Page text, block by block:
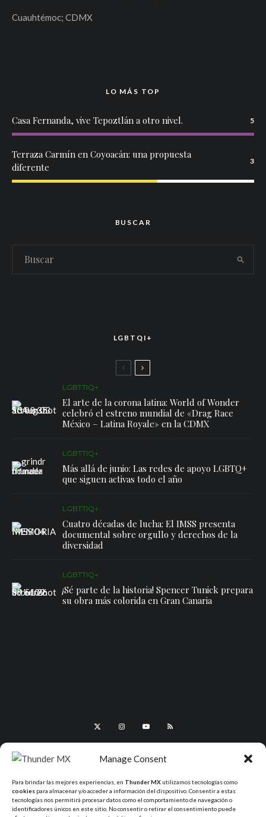
Manage Consent
Para brindar las mejores experiencias, en Thunder MX utilizamos tecnologías como
cookies para almacenar y/o acceder a información del dispositivo. Consentir a estas
tecnologías nos permitirá procesar datos como el comportamiento de navegación o
identificadores únicos en este sitio. No consentir o retirar el consentimiento puede
Cuauhtémoc; CDMX
LO MÁS TOP
Casa Fernanda, vive Tepoztlán a otro nivel. 5
Terraza Carmín en Coyoacán: una propuesta
diferente
3
BUSCAR
LGBTQI+
LGBTTIQ+
El arte de la corona latina: World of Wonder
celebró el estreno mundial de «Drag Race
México – Latina Royale» en la CDMX
LGBTTIQ+
Más allá de junio: Las redes de apoyo LGBTQ+
que siguen activas todo el año
LGBTTIQ+
Cuatro décadas de lucha: El IMSS presenta
documental sobre orgullo y derechos de la
diversidad
LGBTTIQ+
¡Sé parte de la historia! Spencer Tunick prepara
su obra más colorida en Gran Canaria